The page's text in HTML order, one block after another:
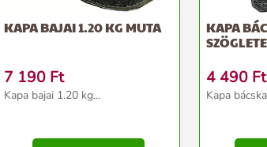
KAPA BAJAI 1.20 KG MUTA
7 190 Ft
Kapa bajai 1.20 kg...
KAPA
4 490 Ft
Kapa